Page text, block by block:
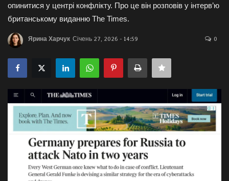
Суспільство
Галерея
Політика
Економіка
Технології
Спорт
опинитися у центрі конфлікту. Про це він розповів у інтерв’ю
британському виданню The Times.
Ярина Харчук Січень 27, 2026 - 14:59 0